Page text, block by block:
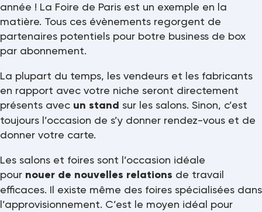
année ! La Foire de Paris est un exemple en la
matière. Tous ces évènements regorgent de
partenaires potentiels pour botre business de box
par abonnement.
La plupart du temps, les vendeurs et les fabricants
en rapport avec votre niche seront directement
présents avec un stand sur les salons. Sinon, c’est
toujours l’occasion de s’y donner rendez-vous et de
donner votre carte.
Les salons et foires sont l’occasion idéale
pour nouer de nouvelles relations de travail
efficaces. Il existe même des foires spécialisées dans
l’approvisionnement. C’est le moyen idéal pour